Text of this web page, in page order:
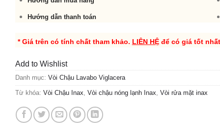
Hướng dẫn thanh toán
* Giá trên có tính chất tham khảo. LIÊN HỆđể có giá tốt nhất
Add to Wishlist
Danh mục: Vòi Chậu Lavabo Viglacera
Từ khóa: Vòi Chậu Inax Vòi chậu nóng lạnh Inax Vòi rửa mặt inax